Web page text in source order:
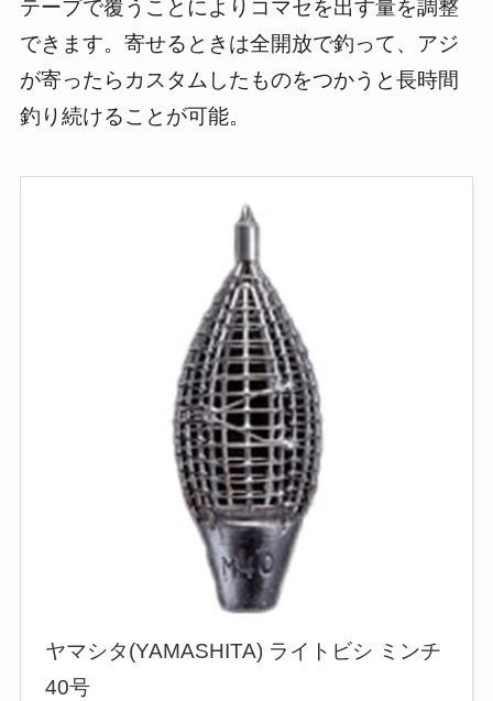
テープで覆うことによりコマセを出す量を調整
できます。寄せるときは全開放で釣って、アジ
が寄ったらカスタムしたものをつかうと長時間
釣り続けることが可能。
ヤマシタ(YAMASHITA) ライトビシ ミンチ
40号